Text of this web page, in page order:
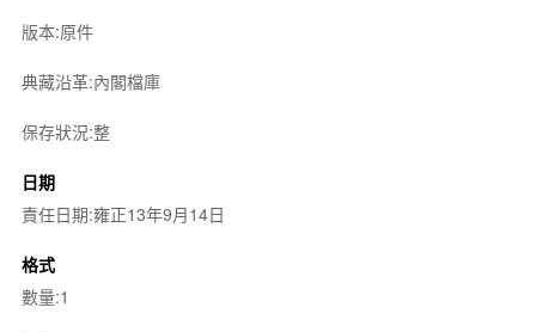
版本:原件
典藏沿革:內閣檔庫
保存狀況:整
日期
責任日期:雍正13年9月14日
格式
數量:1